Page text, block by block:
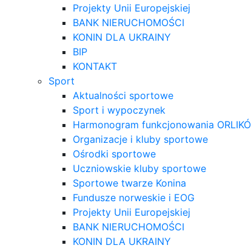
Projekty Unii Europejskiej
BANK NIERUCHOMOŚCI
KONIN DLA UKRAINY
BIP
KONTAKT
Sport
Aktualności sportowe
Sport i wypoczynek
Harmonogram funkcjonowania
Organizacje i kluby sportowe
Ośrodki sportowe
Uczniowskie kluby sportowe
Sportowe twarze Konina
Fundusze norweskie i EOG
Projekty Unii Europejskiej
BANK NIERUCHOMOŚCI
KONIN DLA UKRAINY